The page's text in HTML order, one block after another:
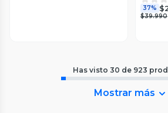
37%
$39.990
Has visto 30 de 923
Mostrar más